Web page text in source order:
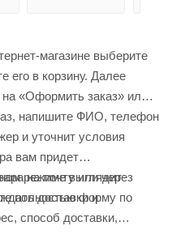
магазине выберите
его в корзину. Далее
«Оформить заказ» или
напишите ФИО, телефон
и уточнит условия
вам придет
на почту или через
доставки и
режиме выглядит
полностью форму по
способ доставки,